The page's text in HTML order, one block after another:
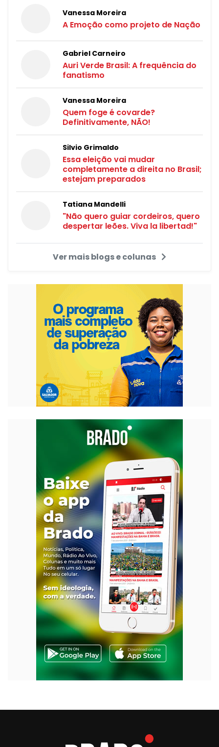
Vanessa Moreira
A Emoção como projeto de Nação
Gabriel Carneiro
Auri Verde Brasil: A frequência do
fanatismo
Vanessa Moreira
Quem foge é covarde?
Definitivamente, NÃO!
Silvio Grimaldo
Essa eleição vai mudar
completamente a direita no Brasil;
estejam preparados
Tatiana Mandelli
"Não quero guiar cordeiros, quero
despertar leões. Viva la libertad!"
Ver mais blogs e colunas